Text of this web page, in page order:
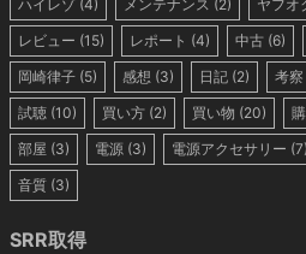
ハイレゾ (4) メンテナンス (2) ヤフオ
レビュー (15) レポート (4) 中古 (6)
岡崎律子 (5) 感想 (3) 日記 (2) 考察
試聴 (10) 買い方 (2) 買い物 (20)
部屋 (3) 電源 (3) 電源アクセサリー (7)
音質 (3)
SRR取得